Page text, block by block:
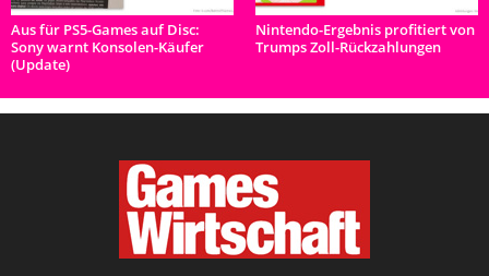
Aus für PS5-Games auf Disc:
Sony warnt Konsolen-Käufer
(Update)
Nintendo-Ergebnis profitiert von
Trumps Zoll-Rückzahlungen